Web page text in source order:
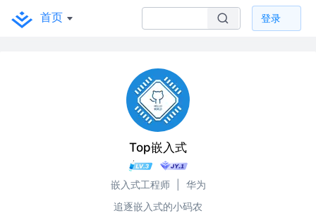
首页 登录
Top嵌入式
嵌入式工程师
华为
追逐嵌入式的小码农